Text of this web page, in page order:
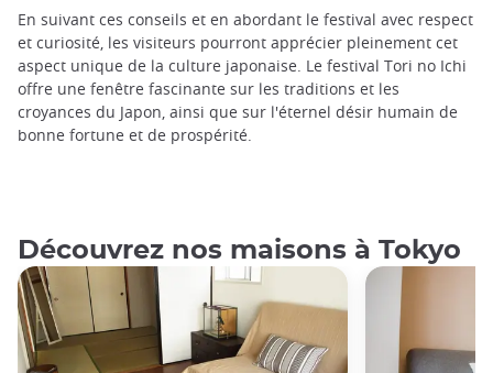
En suivant ces conseils et en abordant le festival avec respect
et curiosité, les visiteurs pourront apprécier pleinement cet
aspect unique de la culture japonaise. Le festival Tori no Ichi
offre une fenêtre fascinante sur les traditions et les
croyances du Japon, ainsi que sur l'éternel désir humain de
bonne fortune et de prospérité.
Découvrez nos maisons à Tokyo